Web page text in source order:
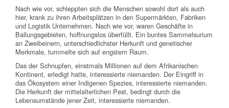
Nach wie vor, schleppten sich die Menschen sowohl dort als auch
hier, krank zu ihren Arbeitsplätzen in den Supermärkten, Fabriken
und Logistik Unternehmen. Nach wie vor, waren Geschäfte in
Ballungsgebieten, hoffnungslos überfüllt. Ein buntes Sammelsurium
an Zweibeinern, unterschiedlichster Herkunft und genetischer
Merkmale, tummelte sich auf engstem Raum.
Das der Schnupfen, einstmals Millionen auf dem Afrikanischen
Kontinent, erledigt hatte, interessierte niemanden. Der Eingriff in
das Ökosystem einer Indigenen Spezies, interessierte niemanden.
Die Herkunft der mittelalterlichen Pest, bedingt durch die
Lebensumstände jener Zeit, interessierte niemanden.